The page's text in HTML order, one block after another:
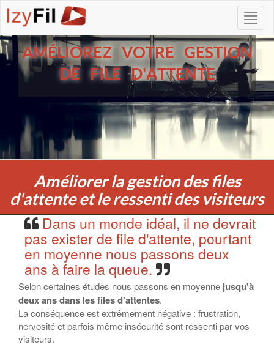
AMÉLIOREZ VOTRE GESTION
DE FILE D'ATTENTE
Améliorer la gestion des files
d'attente et le ressenti des visiteurs
Dans un monde idéal, il ne devrait
pas exister de file d'attente, pourtant
en moyenne nous passons deux
ans à faire la queue.
Selon certaines études nous passons en moyenne jusqu'à
deux ans dans les files d'attentes.
La conséquence est extrêmement négative : frustration,
nervosité et parfois même insécurité sont ressenti par vos
visiteurs.